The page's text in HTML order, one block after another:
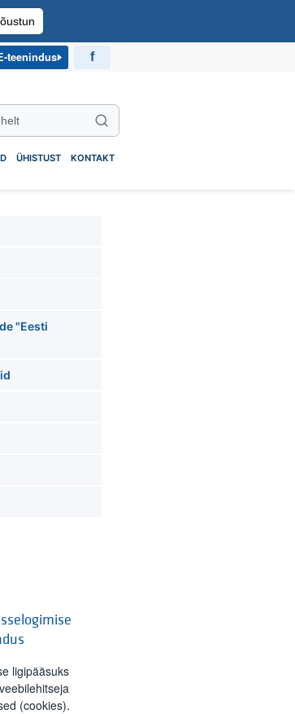
teenindus
Otsi kodulehelt
Otsi
ÜHISTUST KONTAKT
"Eesti
ligipääsuks
(cookies).